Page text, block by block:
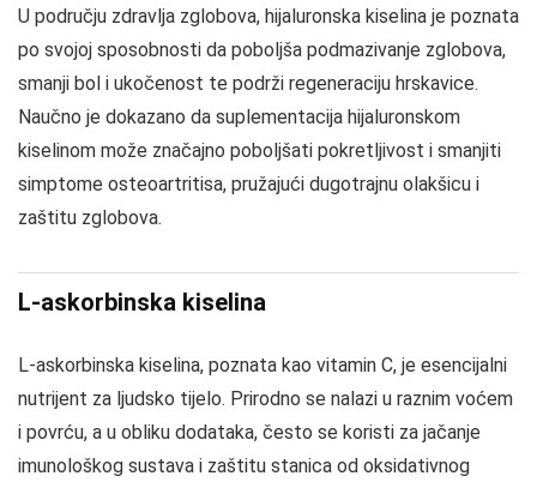
U području zdravlja zglobova, hijaluronska kiselina je poznata
po svojoj sposobnosti da poboljša podmazivanje zglobova,
smanji bol i ukočenost te podrži regeneraciju hrskavice.
Naučno je dokazano da suplementacija hijaluronskom
kiselinom može značajno poboljšati pokretljivost i smanjiti
simptome osteoartritisa, pružajući dugotrajnu olakšicu i
zaštitu zglobova.
L-askorbinska kiselina
L-askorbinska kiselina, poznata kao vitamin C, je esencijalni
nutrijent za ljudsko tijelo. Prirodno se nalazi u raznim voćem
i povrću, a u obliku dodataka, često se koristi za jačanje
imunološkog sustava i zaštitu stanica od oksidativnog